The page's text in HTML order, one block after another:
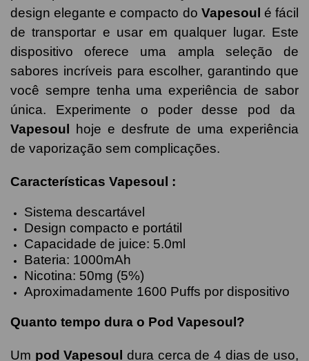
design elegante e compacto do Vapesoul é fácil
de transportar e usar em qualquer lugar. Este
dispositivo oferece uma ampla seleção de
sabores incríveis para escolher, garantindo que
você sempre tenha uma experiência de sabor
única. Experimente o poder desse pod da
Vapesoul
hoje e desfrute de uma experiência
de vaporização sem complicações.
Características Vapesoul :
Sistema descartável
Design compacto e portátil
Capacidade de juice: 5.0ml
Bateria: 1000mAh
Nicotina: 50mg (5%)
Aproximadamente 1600 Puffs por dispositivo
Quanto tempo dura o Pod Vapesoul?
Um pod Vapesoul dura cerca de 4 dias de uso,